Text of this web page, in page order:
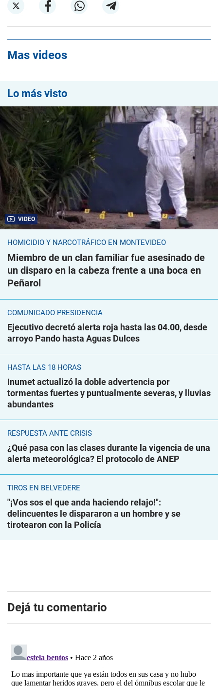
Mas videos
Lo más visto
VIDEO
HOMICIDIO Y NARCOTRÁFICO EN MONTEVIDEO
Miembro de un clan familiar fue asesinado de
un disparo en la cabeza frente a una boca en
Peñarol
COMUNICADO PRESIDENCIA
Ejecutivo decretó alerta roja hasta las 04.00, desde
arroyo Pando hasta Aguas Dulces
HASTA LAS 18 HORAS
Inumet actualizó la doble advertencia por
tormentas fuertes y puntualmente severas, y lluvias
abundantes
RESPUESTA ANTE CRISIS
¿Qué pasa con las clases durante la vigencia de una
alerta meteorológica? El protocolo de ANEP
TIROS EN BELVEDERE
"¡Vos sos el que anda haciendo relajo!":
delincuentes le dispararon a un hombre y se
tirotearon con la Policía
Dejá tu comentario